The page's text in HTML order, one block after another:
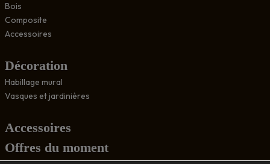
Bois
Composite
Accessoires
Décoration
Habillage mural
Vasques et jardinières
Accessoires
Offres du moment